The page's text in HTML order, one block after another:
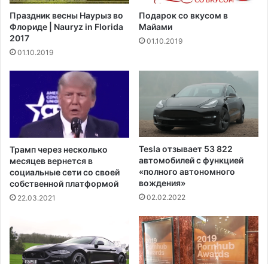
т
о
к
а
т
а
ы
о
д
Л
-
А
н
ь
я
л
о
о
с
л
е
1
н
е
й
Праздник весны Наурыз во
Флориде | Nauryz in Florida
2017
01.10.2019
Подарок со вкусом в
Майами
01.10.2019
Трамп через несколько
месяцев вернется в
социальные сети со своей
собственной платформой
22.03.2021
Tesla отзывает 53 822
автомобилей с функцией
«полного автономного
вождения»
02.02.2022